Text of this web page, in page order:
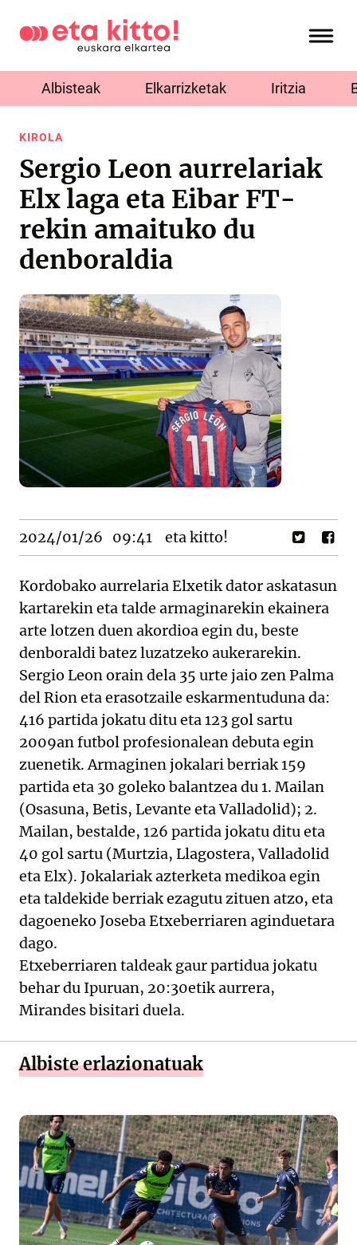
Albisteak Elkarrizketak Iritzia
KIROLA
Sergio Leon aurrelariak
Elx laga eta Eibar FT-
rekin amaituko du
denboraldia
2024/01/26 09:41 eta kitto!
Kordobako aurrelaria Elxetik dator askatasun
kartarekin eta talde armaginarekin ekainera
arte lotzen duen akordioa egin du, beste
denboraldi batez luzatzeko aukerarekin.
Sergio Leon orain dela 35 urte jaio zen Palma
del Rion eta erasotzaile eskarmentuduna da:
416 partida jokatu ditu eta 123 gol sartu
2009an futbol profesionalean debuta egin
zuenetik. Armaginen jokalari berriak 159
partida eta 30 goleko balantzea du 1. Mailan
(Osasuna, Betis, Levante eta Valladolid); 2.
Mailan, bestalde, 126 partida jokatu ditu eta
40 gol sartu (Murtzia, Llagostera, Valladolid
eta Elx). Jokalariak azterketa medikoa egin
eta taldekide berriak ezagutu zituen atzo, eta
dagoeneko Joseba Etxeberriaren aginduetara
dago.
Etxeberriaren taldeak gaur partidua jokatu
behar du Ipuruan, 20:30etik aurrera,
Mirandes bisitari duela.
Albiste erlazionatuak